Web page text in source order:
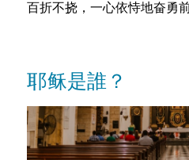
百折不挠，一心依恃地奋勇
耶稣是誰？